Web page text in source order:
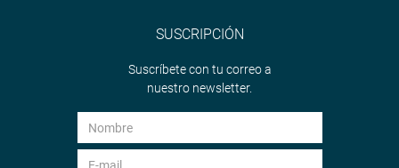
SUSCRIPCIÓN
Suscríbete con tu correo a
nuestro newsletter.